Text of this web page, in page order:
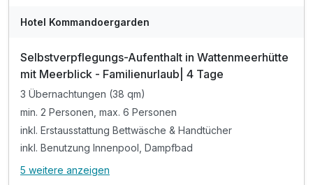
Hotel Kommandoergarden
Selbstverpflegungs-Aufenthalt in Wattenmeerhütte
mit Meerblick - Familienurlaub| 4 Tage
3 Übernachtungen (38 qm)
min. 2 Personen, max. 6 Personen
inkl. Erstausstattung Bettwäsche & Handtücher
inkl. Benutzung Innenpool, Dampfbad
Alle Inklusivleistungen
5 weitere anzeigen